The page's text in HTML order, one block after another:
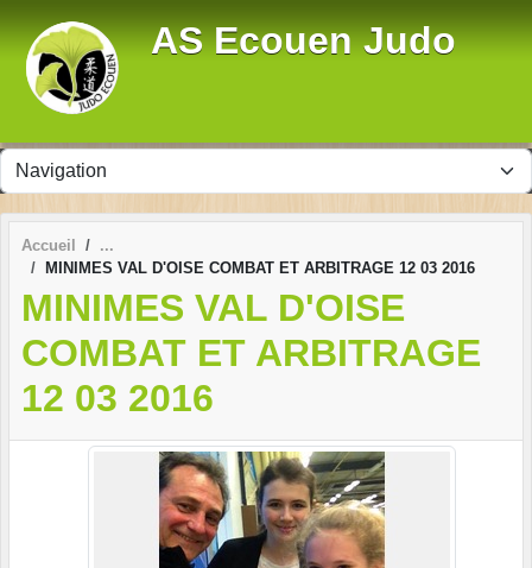
AS Ecouen Judo
Accueil
MINIMES VAL D'OISE COMBAT ET ARBITRAGE 12 03 2016
MINIMES VAL D'OISE
COMBAT ET ARBITRAGE
12 03 2016